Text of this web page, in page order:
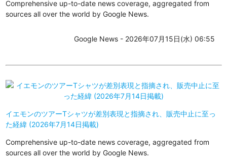
Comprehensive up-to-date news coverage, aggregated from
sources all over the world by Google News.
Google News - 2026年07月15日(水) 06:55
イエモンのツアーTシャツが差別表現と指摘され、販売中止に至っ
た経緯 (2026年7月14日掲載)
Comprehensive up-to-date news coverage, aggregated from
sources all over the world by Google News.